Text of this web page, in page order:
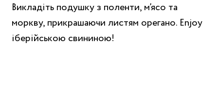
Викладіть подушку з поленти, м’ясо та
моркву, прикрашаючи листям орегано. Enjoy
іберійською свининою!